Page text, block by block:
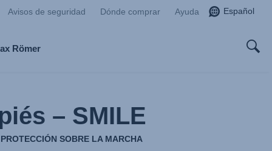
Avisos de seguridad Dónde comprar Ayuda Español
Römer
– SMILE
SOBRE LA MARCHA